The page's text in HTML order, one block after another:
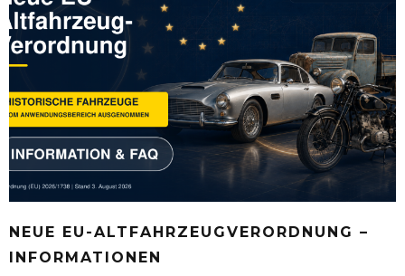
NEUE EU-ALTFAHRZEUGVERORDNUNG –
INFORMATIONEN